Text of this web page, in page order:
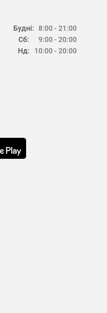
Будні:
Сб:
Нд:
8:00 - 21:00
9:00 - 20:00
10:00 - 20:00